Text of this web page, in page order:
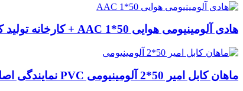
هادی آلومینیومی هوایی 50*1 AAC + کارخانه تولید کابل آلومینیومی
ماهان کابل امیر 50*2 آلومینیومی PVC نمایندگی اصلی